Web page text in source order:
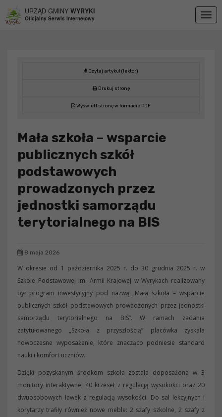
URZĄD GMINY WYRYKI
Oficjalny Serwis Internetowy
Czytaj artykuł (lektor)
Drukuj stronę
Wyświetl stronę w formacie PDF
Mała szkoła – wsparcie
publicznych szkół
podstawowych
prowadzonych przez
jednostki samorządu
terytorialnego na BIS
8 maja 2026
W okresie od 1 października 2025 r. do 30 grudnia 2025 r. w
Szkole Podstawowej im. Armii Krajowej w Wyrykach realizowany
był program inwestycyjny pod nazwą „Mała szkoła – wsparcie
publicznych szkół podstawowych prowadzonych przez jednostki
samorządu terytorialnego na BIS”. W ramach zadania
zatytułowanego „Szkoła z przyszłością” placówka zyskała
nowoczesne wyposażenie, które znacząco podniesie standard
nauki i komfort uczniów.
Dzięki pozyskanym środkom szkoła została doposażona w 3
monitory interaktywne, 40 krzeseł z regulacją wysokości oraz 20
dwuosobowych ławek z regulacją wysokości. Do sal lekcyjnych i
korytarzy trafiły również nowe meble: 2 szafy szkolne, 2 szafy z